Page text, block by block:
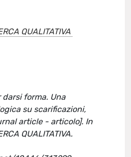
QUALITATIVA
forma. Una
su scarificazioni,
article - articolo]. In
QUALITATIVA.